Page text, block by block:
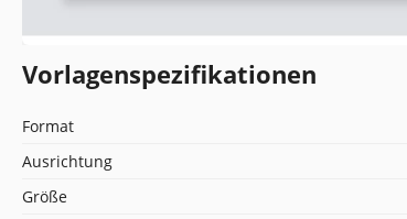
Vorlagenspezifikationen
Format
Ausrichtung
Größe